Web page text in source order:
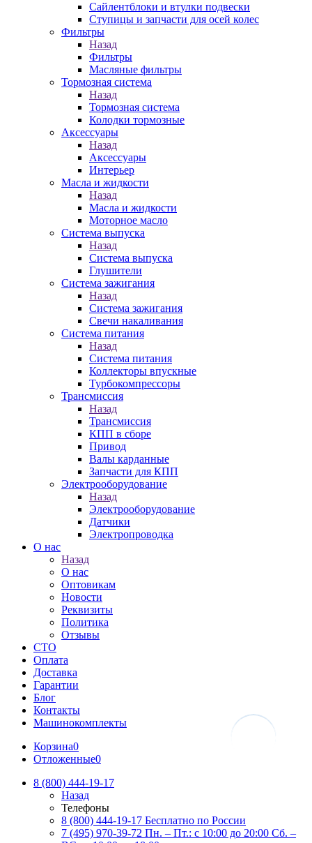
Сайлентблоки и втулки подвески
Ступицы и запчасти для осей колес
Фильтры
Назад
Фильтры
Масляные фильтры
Тормозная система
Назад
Тормозная система
Колодки тормозные
Аксессуары
Назад
Аксессуары
Интерьер
Масла и жидкости
Назад
Масла и жидкости
Моторное масло
Система выпуска
Назад
Система выпуска
Глушители
Система зажигания
Назад
Система зажигания
Свечи накаливания
Система питания
Назад
Система питания
Коллекторы впускные
Турбокомпрессоры
Трансмиссия
Назад
Трансмиссия
КПП в сборе
Привод
Валы карданные
Запчасти для КПП
Электрооборудование
Назад
Электрооборудование
Датчики
Электропроводка
О нас
Назад
О нас
Оптовикам
Новости
Реквизиты
Политика
Отзывы
СТО
Оплата
Доставка
Гарантии
Блог
Контакты
Машинокомплекты
Корзина0
Отложенные0
8 (800) 444-19-17
Назад
Телефоны
8 (800) 444-19-17 Бесплатно по России
7 (495) 970-39-72 Пн. – Пт.: с 10:00 до 20:00 Сб. –